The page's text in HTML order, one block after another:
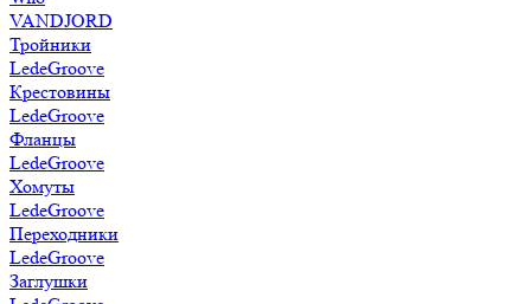
VANDJORD
Тройники
LedeGroove
Крестовины
LedeGroove
Фланцы
LedeGroove
Хомуты
LedeGroove
Переходники
LedeGroove
Заглушки